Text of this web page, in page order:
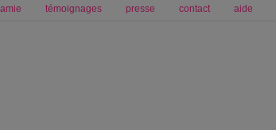
témoignages presse contact aide